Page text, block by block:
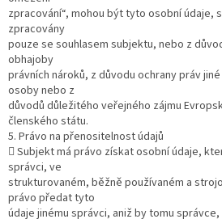
zpracování“, mohou být tyto osobní údaje,
zpracovány
pouze se souhlasem subjektu, nebo z
obhajoby
právních nároků, z důvodu ochrany práv
osoby nebo z
důvodů důležitého veřejného zájmu
členského státu.
5. Právo na přenositelnost údajů
 Subjekt má právo získat osobní údaje,
správci, ve
strukturovaném, běžně používaném a
právo předat tyto
údaje jinému správci, aniž by tomu